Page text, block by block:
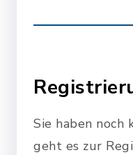
Sie haben noch
geht es zur